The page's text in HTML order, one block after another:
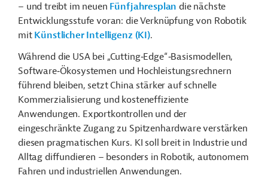
– und treibt im neuen Fünfjahresplan die nächste
Entwicklungsstufe voran: die Verknüpfung von Robotik
mit Künstlicher Intelligenz (KI).
Während die USA bei „Cutting‑Edge“‑Basismodellen,
Software‑Ökosystemen und Hochleistungsrechnern
führend bleiben, setzt China stärker auf schnelle
Kommerzialisierung und kosteneffiziente
Anwendungen. Exportkontrollen und der
eingeschränkte Zugang zu Spitzenhardware verstärken
diesen pragmatischen Kurs. KI soll breit in Industrie und
Alltag diffundieren – besonders in Robotik, autonomem
Fahren und industriellen Anwendungen.